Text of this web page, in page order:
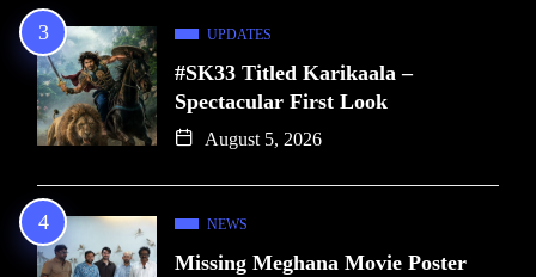
UPDATES
#SK33 Titled Karikaala –
Spectacular First Look
August 5, 2026
NEWS
Missing Meghana Movie Poster